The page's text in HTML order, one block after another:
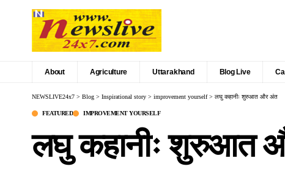
About Agriculture Uttarakhand Blog Live
NEWSLIVE24x7 > Blog > Inspirational story > improvement yourself> लघु कहानीः शुरुआत और अंत
FEATURED IMPROVEMENT YOURSELF
लघु कहानीः शुरुआत